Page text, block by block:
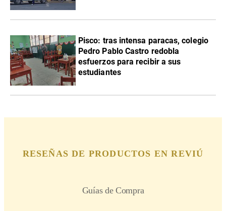
Pisco: tras intensa paracas, colegio
Pedro Pablo Castro redobla
esfuerzos para recibir a sus
estudiantes